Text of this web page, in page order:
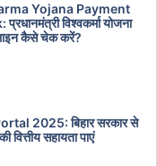
Yojana Payment
विश्वकर्मा योजना
कैसे चेक करें?
2025: बिहार सरकार से
सहायता पाएं